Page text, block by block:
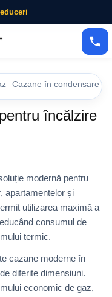
Cazane în condensare
încălzire
modernă pentru
apartamentelor și
utilizarea maximă a
consumul de
termic.
cazane moderne în
diferite dimensiuni.
economic de gaz,